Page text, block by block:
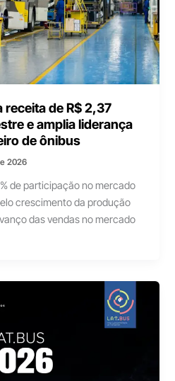
de R$ 2,37
e amplia liderança
de ônibus
2026
de participação no mercado
crescimento da produção
das vendas no mercado